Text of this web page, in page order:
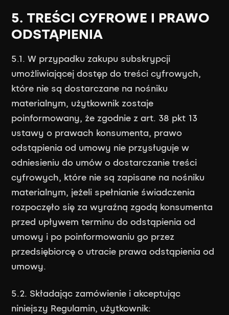
5. TREŚCI CYFROWE I PRAWO
ODSTĄPIENIA
5.1. W przypadku zakupu subskrypcji
umożliwiającej dostęp do treści cyfrowych,
które nie są dostarczane na nośniku
materialnym, użytkownik zostaje
poinformowany, że zgodnie z art. 38 pkt 13
ustawy o prawach konsumenta, prawo
odstąpienia od umowy nie przysługuje w
odniesieniu do umów o dostarczanie treści
cyfrowych, które nie są zapisane na nośniku
materialnym, jeżeli spełnianie świadczenia
rozpoczęło się za wyraźną zgodą konsumenta
przed upływem terminu do odstąpienia od
umowy i po poinformowaniu go przez
przedsiębiorcę o utracie prawa odstąpienia od
umowy.
5.2. Składając zamówienie i akceptując
niniejszy Regulamin, użytkownik: